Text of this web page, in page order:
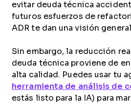
evitar deuda técnica
futuros esfuerzos de
ADR te dan una visión
Sin embargo, la reducción
deuda técnica proviene de
alta calidad. Puedes usar tu
herramienta de análisis de
estás listo para la IA) para